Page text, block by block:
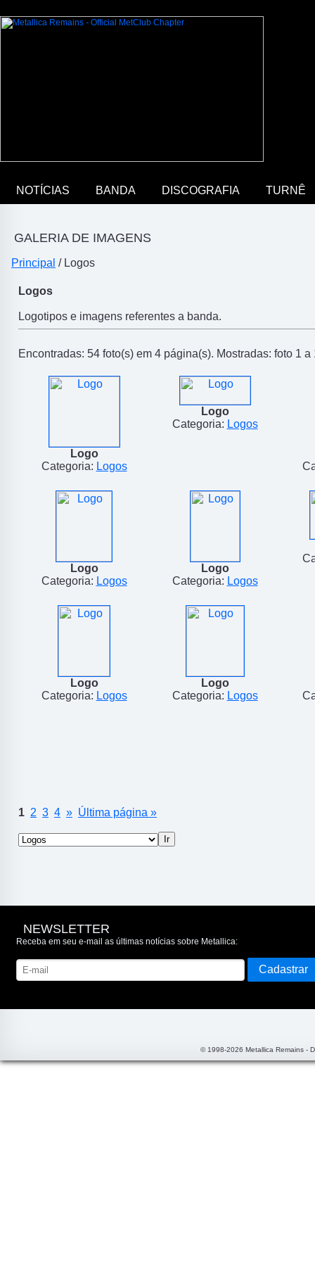
NOTÍCIAS BANDA DISCOGRAFIA TURNÊ
GALERIA DE IMAGENS
Principal / Logos
Logos
Logotipos e imagens referentes a banda.
Encontradas: 54 foto(s) em 4 página(s). Mostradas: foto 1 a
Logo
Categoria: Logos
Logo
Categoria: Logos
Logo
Categoria: Logos
Logo
Categoria: Logos
Logo
Categoria: Logos
Logo
Categoria: Logos
1 2 3 4 » Última página »
NEWSLETTER
Receba em seu e-mail as últimas notícias sobre Metallica:
© 1998-2026 Metallica Remains -